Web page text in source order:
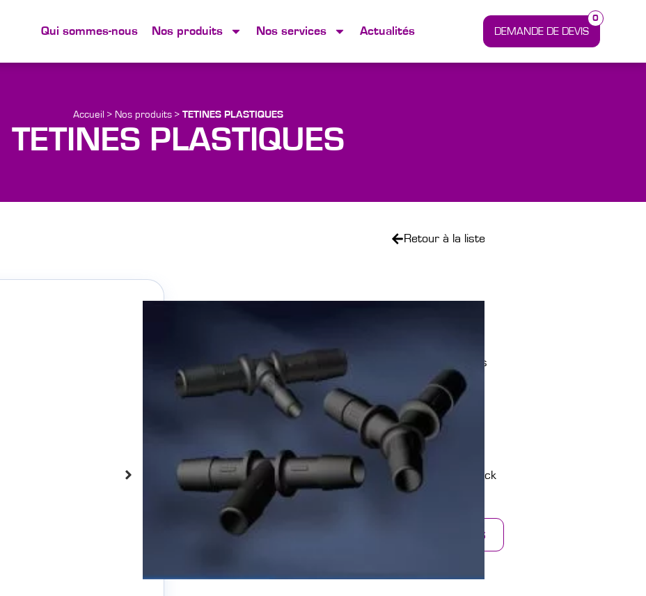
Qui sommes-nous Nos produits Nos services Actualités
0
Accueil > Nos produits > TETINES PLASTIQUES
TETINES PLASTIQUES
Retour à la liste
TETINES PLASTIQUES
Nous commercialisons une gamme complète de raccords plastiques
pour tuyaux souples et tubes.
Nous travaillons avec de nombreux partenaires spécialistes de la
connexion tuyaux. Nous pouvons vous fournir des raccords en PP,
Que ce soit en connexion avec bague, instantané, à cannelure ou des
raccords à coiffe; nous disposons de nombreuses références en stock
pour connecter vostuyaux de 1mm à 12mm
AJOUTER AU DEVIS